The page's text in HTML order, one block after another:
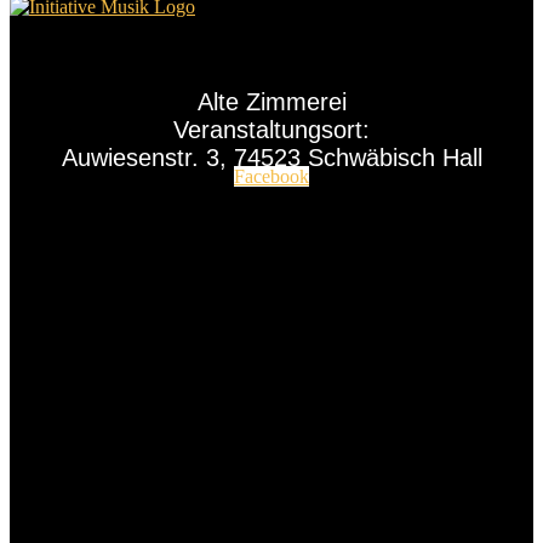
Alte Zimmerei
Veranstaltungsort:
Auwiesenstr. 3, 74523 Schwäbisch Hall
Facebook